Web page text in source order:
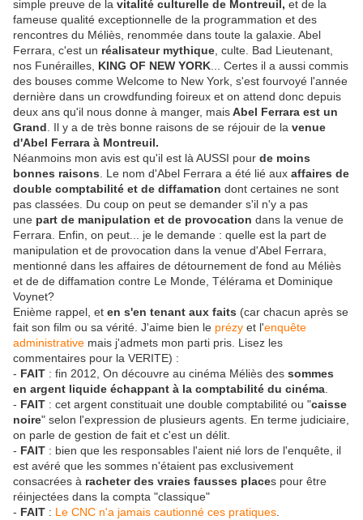
simple preuve de la vitalité culturelle de Montreuil, et de la
fameuse qualité exceptionnelle de la programmation et des
rencontres du Méliès, renommée dans toute la galaxie. Abel
Ferrara, c'est un réalisateur mythique , culte. Bad Lieutenant,
nos Funérailles, KING OF NEW YORK ... Certes il a aussi commis
des bouses comme Welcome to New York, s'est fourvoyé l'année
dernière dans un crowdfunding foireux et on attend donc depuis
deux ans qu'il nous donne à manger, maisAbel Ferrara est un
Grand . Il y a de très bonne raisons de se réjouir de la venue
d'Abel Ferrara à Montreuil.
Néanmoins mon avis est qu'il est là AUSSI pour de moins
bonnes raisons . Le nom d'Abel Ferrara a été lié aux affaires de
double comptabilité et de diffamation dont certaines ne sont
pas classées. Du coup on peut se demander s'il n'y a pas
une part de manipulation et de provocation dans la venue de
Ferrara. Enfin, on peut... je le demande : quelle est la part de
manipulation et de provocation dans la venue d'Abel Ferrara,
mentionné dans les affaires de détournement de fond au Méliès
et de de diffamation contre Le Monde, Télérama et Dominique
Voynet?
Enième rappel, et en s'en tenant aux faits (car chacun après se
fait son film ou sa vérité. J'aime bien le prézy et l'enquête
administrative mais j'admets mon parti pris. Lisez les
commentaires pour la VERITE) :
- FAIT : fin 2012, On découvre au cinéma Méliès des sommes
en argent liquide échappant à la comptabilité du cinéma
- FAIT : cet argent constituait une double comptabilité ou "caisse
noire" selon l'expression de plusieurs agents. En terme judiciaire,
on parle de gestion de fait et c'est un délit.
- FAIT : bien que les responsables l'aient nié lors de l'enquête, il
est avéré que les sommes n'étaient pas exclusivement
consacrées à racheter des vraies fausses places pour être
réinjectées dans la compta "classique"
- FAIT : Le CNC n'a jamais cautionné ces pratiques